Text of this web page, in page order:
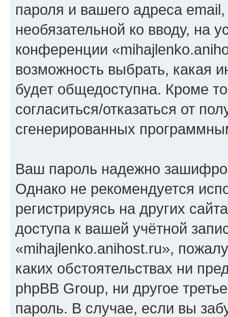
пароля и вашего адреса
необязательной ко вводу, на
конференции
возможность выбрать, какая
будет общедоступна. Кроме
согласиться/отказаться от
сгенерированных
Ваш пароль надежно
Однако не рекомендуется
регистрируясь на других
доступа к вашей учётной
«mihajlenko.anihost.ru»,
каких обстоятельствах ни
phpBB Group, ни другое
пароль. В случае, если вы